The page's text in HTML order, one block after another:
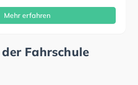
Mehr erfahren
Fahrschule